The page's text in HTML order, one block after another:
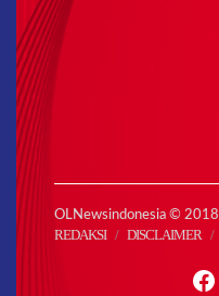
OLNewsindonesia © 2018
REDAKSI
DISCLAIMER